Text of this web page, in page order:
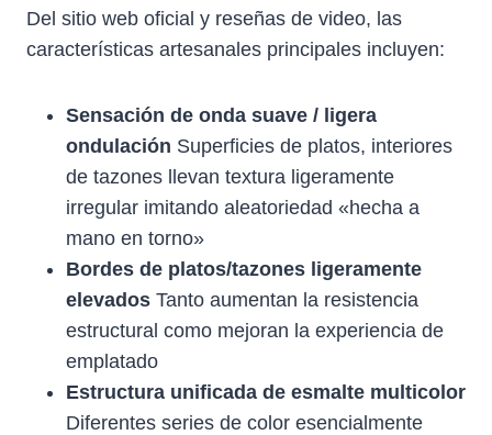
Del sitio web oficial y reseñas de video, las
características artesanales principales incluyen:
Sensación de onda suave / ligera
ondulación Superficies de platos, interiores
de tazones llevan textura ligeramente
irregular imitando aleatoriedad «hecha a
mano en torno»
Bordes de platos/tazones ligeramente
elevados Tanto aumentan la resistencia
estructural como mejoran la experiencia de
emplatado
Estructura unificada de esmalte multicolor
Diferentes series de color esencialmente